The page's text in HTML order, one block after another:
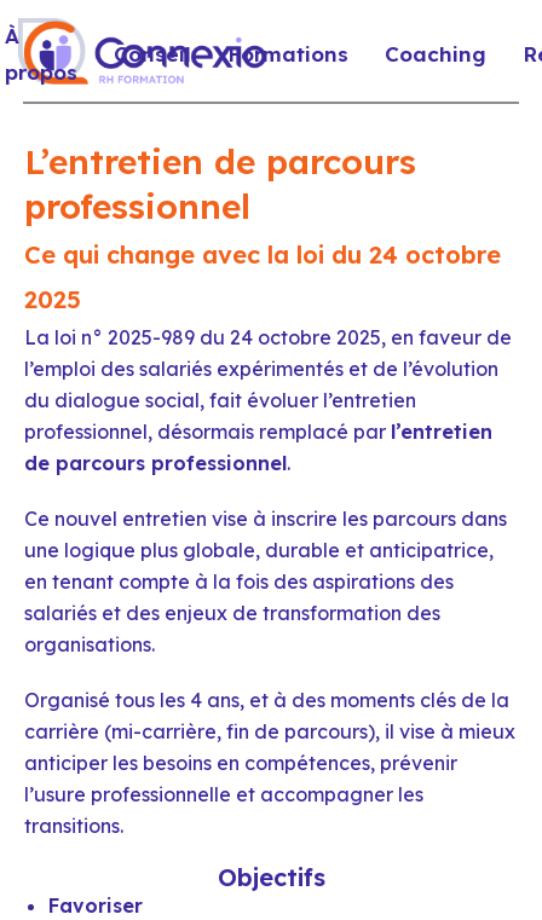
À
propos
Conseil Formations Coaching
L’entretien de parcours
professionnel
Ce qui change avec la loi du 24 octobre
2025
La loi n° 2025-989 du 24 octobre 2025, en faveur de
l’emploi des salariés expérimentés et de l’évolution
du dialogue social, fait évoluer l’entretien
professionnel, désormais remplacé par l’entretien
de parcours professionnel.
Ce nouvel entretien vise à inscrire les parcours dans
une logique plus globale, durable et anticipatrice,
en tenant compte à la fois des aspirations des
salariés et des enjeux de transformation des
organisations.
Organisé tous les 4 ans, et à des moments clés de la
carrière (mi-carrière, fin de parcours), il vise à mieux
anticiper les besoins en compétences, prévenir
l’usure professionnelle et accompagner les
transitions.
Objectifs
Favoriser